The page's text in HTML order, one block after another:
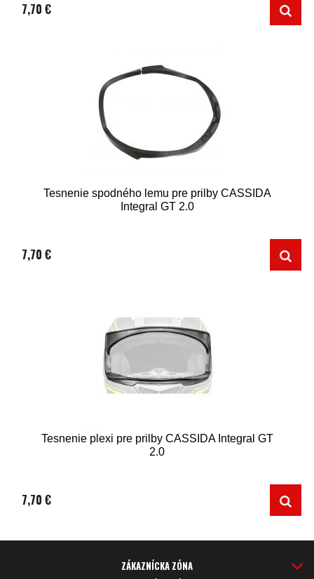
7,70 €
Tesnenie spodného lemu pre prilby CASSIDA
Integral GT 2.0
7,70 €
Tesnenie plexi pre prilby CASSIDA Integral GT
2.0
7,70 €
ZÁKAZNÍCKA ZÓNA